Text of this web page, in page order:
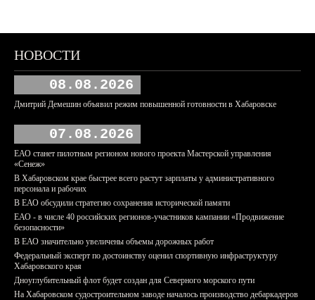
НОВОСТИ
08.08.2026
Дмитрий Демешин объявил режим повышенной готовности в Хабаровске
07.08.2026
ЕАО станет пилотным регионом нового проекта Мастерской управления
«Сенеж»
В Хабаровском крае быстрее всего растут зарплаты у административного
персонала и рабочих
В ЕАО обсудили стратегию сохранения исторической памяти
ЕАО - в числе 40 российских регионов-участников кампании «Продвижение
безопасности»
В ЕАО значительно увеличены объемы дорожных работ
Федеральный эксперт по достоинству оценил спортивную инфраструктуру
Хабаровского края
Дноуглубительный флот будет создан для Северного морского пути
На Хабаровском судостроительном заводе началось производство дебаркадеров